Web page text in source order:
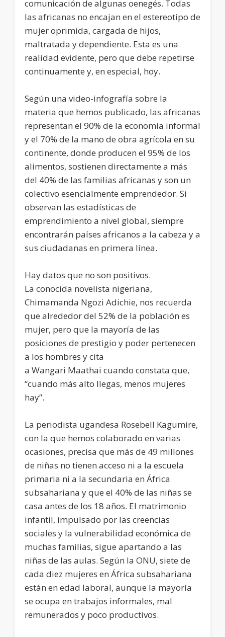
comunicación de algunas oenegés. Todas
las africanas no encajan en el estereotipo de
mujer oprimida, cargada de hijos,
maltratada y dependiente. Esta es una
realidad evidente, pero que debe repetirse
continuamente y, en especial, hoy.
Según una video-infografía sobre la
materia que hemos publicado, las africanas
representan el 90% de la economía informal
y el 70% de la mano de obra agrícola en su
continente, donde producen el 95% de los
alimentos, sostienen directamente a más
del 40% de las familias africanas y son un
colectivo esencialmente emprendedor. Si
observan las estadísticas de
emprendimiento a nivel global, siempre
encontrarán países africanos a la cabeza y a
sus ciudadanas en primera línea.
Hay datos que no son positivos.
La conocida novelista nigeriana,
Chimamanda Ngozi Adichie, nos recuerda
que alrededor del 52% de la población es
mujer, pero que la mayoría de las
posiciones de prestigio y poder pertenecen
a los hombres y cita
a Wangari Maathai cuando constata que,
“cuando más alto llegas, menos mujeres
hay”.
La periodista ugandesa Rosebell Kagumire,
con la que hemos colaborado en varias
ocasiones, precisa que más de 49 millones
de niñas no tienen acceso ni a la escuela
primaria ni a la secundaria en África
subsahariana y que el 40% de las niñas se
casa antes de los 18 años. El matrimonio
infantil, impulsado por las creencias
sociales y la vulnerabilidad económica de
muchas familias, sigue apartando a las
niñas de las aulas. Según la ONU, siete de
cada diez mujeres en África subsahariana
están en edad laboral, aunque la mayoría
se ocupa en trabajos informales, mal
remunerados y poco productivos.